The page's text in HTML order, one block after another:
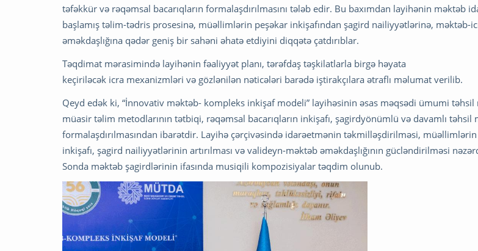
təfəkkür və rəqəmsal bacarıqların formalaşdırılmasını tələb edir. Bu baxımdan layihənin məktəb
başlamış təlim-tədris prosesinə, müəllimlərin peşəkar inkişafından şagird nailiyyətlərinə, məktəb-
əməkdaşlığına qədər geniş bir sahəni əhatə etdiyini diqqətə çatdırıblar.
Təqdimat mərasimində layihənin fəaliyyət planı, tərəfdaş təşkilatlarla birgə həyata
keçiriləcək icra mexanizmləri və gözlənilən nəticələri barədə iştirakçılara ətraflı məlumat verilib.
Qeyd edək ki, “İnnovativ məktəb- kompleks inkişaf modeli” layihəsinin əsas məqsədi ümumi təhsil
müasir təlim metodlarının tətbiqi, rəqəmsal bacarıqların inkişafı, şagirdyönümlü və davamlı təhsil
formalaşdırılmasından ibarətdir. Layihə çərçivəsində idarəetmənin təkmilləşdirilməsi,
inkişafı, şagird nailiyyətlərinin artırılması və valideyn-məktəb əməkdaşlığının gücləndirilməsi
Sonda məktəb şagirdlərinin ifasında musiqili kompozisiyalar təqdim olunub.